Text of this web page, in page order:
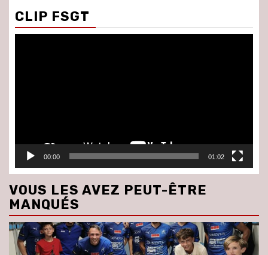
CLIP FSGT
00:00 01:02
VOUS LES AVEZ PEUT-ÊTRE
MANQUÉS